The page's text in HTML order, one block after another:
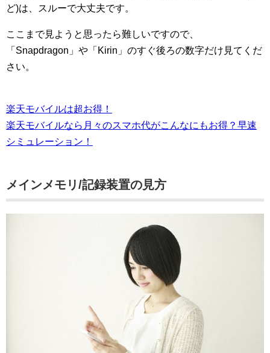
ど)は、スルーで大丈夫です。
ここまで見ようと思ったら難しいですので、
「Snapdragon」や「Kirin」のすぐ後ろの数字だけ見てくだ
さい。
楽天モバイルは超お得！
楽天モバイルなら月々のスマホ代がこんなにもお得？早速
シミュレーション！
メインメモリ/記録装置の見方